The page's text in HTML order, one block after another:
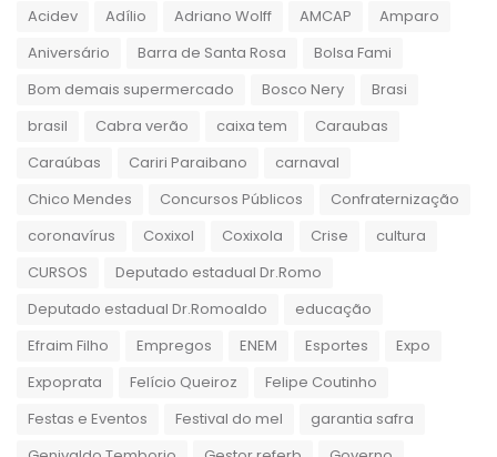
Acidev
Adílio Adriano Wolff AMCAP
Amparo
Aniversário
Barra de Santa Rosa
Bolsa Fami
Bom demais supermercado
Bosco Nery
Brasi
brasil
Cabra verão caixa tem
Caraubas
Caraúbas
Cariri Paraibano
carnaval
Chico Mendes
Concursos Públicos
Confraternização
coronavírus
Coxixol Coxixola Crise
cultura
CURSOS
Deputado estadual Dr.Romo
Deputado estadual Dr.Romoaldo
educação
Efraim Filho
Empregos ENEM Esportes
Expo
Expoprata
Felício Queiroz
Felipe Coutinho
Festas e Eventos
Festival do mel
garantia safra